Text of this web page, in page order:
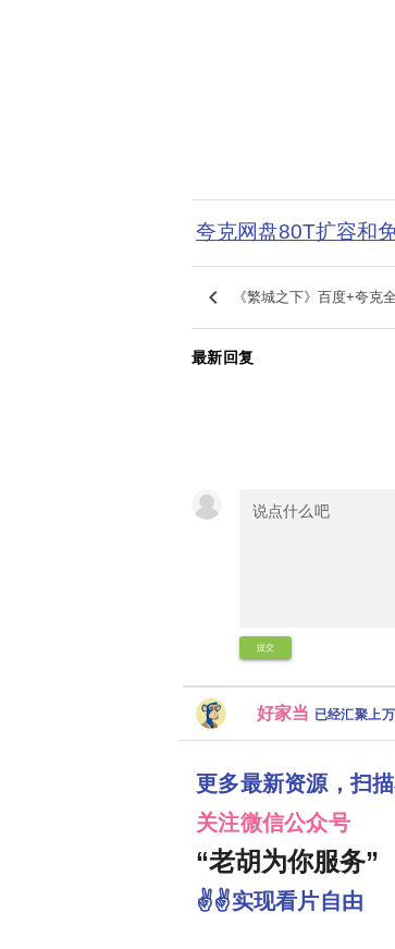
夸克网盘80T扩容和
keyboard_arrow_left 《繁城之下》百度+夸克
最新回复
提交
好家当 已经汇聚上
更多最新资源，扫
关注微信公众号
“老胡为你服务”
✌✌实现看片自由